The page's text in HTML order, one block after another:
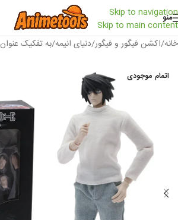
Skip to navigation
Skip to main content
منو
خانه/اکشن فیگور و فیگور/دنیای انیمه/به تفکیک عنوان
اتمام موجودی